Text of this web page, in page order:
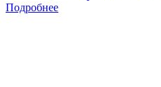
Подробнее